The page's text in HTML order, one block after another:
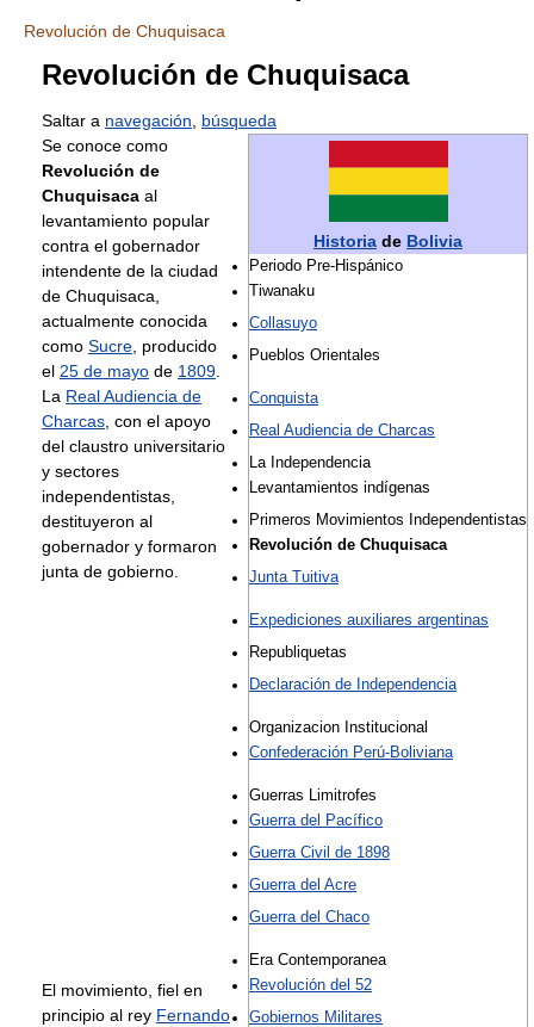
Revolución de Chuquisaca
Revolución de Chuquisaca
Saltar a navegación búsqueda
Historia de Bolivia
Periodo Pre-Hispánico
Tiwanaku
Collasuyo
Pueblos Orientales
Conquista
Real Audiencia de Charcas
La Independencia
Levantamientos indígenas
Primeros Movimientos Independentistas
Revolución de Chuquisaca
Junta Tuitiva
Expediciones auxiliares argentinas
Republiquetas
Declaración de Independencia
Organizacion Institucional
Confederación Perú-Boliviana
Guerras Limitrofes
Guerra del Pacífico
Guerra Civil de 1898
Guerra del Acre
Guerra del Chaco
Era Contemporanea
Revolución del 52
Gobiernos Militares
Se conoce como
Revolución de
Chuquisaca al
levantamiento popular
contra el gobernador
intendente de la ciudad
de Chuquisaca,
actualmente conocida
como Sucre , producido
el 25 de mayo de 1809
La Real Audiencia de
Charcas , con el apoyo
del claustro universitario
y sectores
independentistas,
destituyeron al
gobernador y formaron
junta de gobierno.
El movimiento, fiel en
principio al rey Fernando